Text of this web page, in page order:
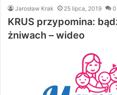
Jarosław Krak 25 lipca, 2019 0
KRUS przypomina:
żniwach – wideo